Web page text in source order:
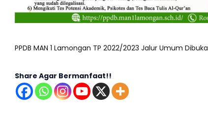
PPDB MAN 1 Lamongan TP 2022/2023 Jalur Umum Dibuka
Share Agar Bermanfaat!!